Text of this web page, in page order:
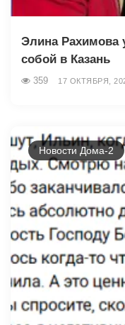
Элина Рахимова
собой в Казань
359 17 ОКТЯБРЯ,
Новости Дома-2